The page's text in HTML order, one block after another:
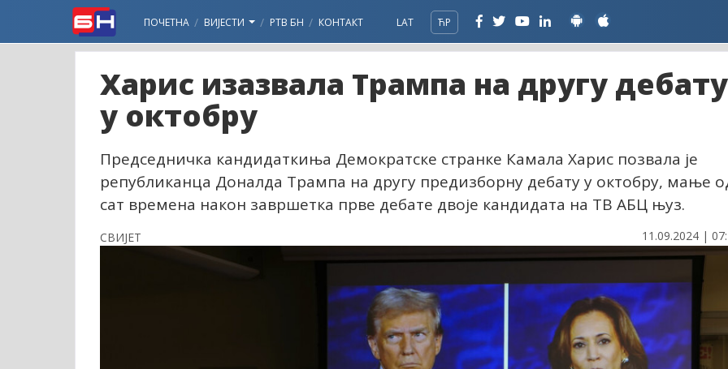
ПОЧЕТНА ВИЈЕСТИ РТВ БН КОНТАКТ LAT ЋР
Харис изазвала Трампа на другу дебату
у октобру
Председничка кандидаткиња Демократске странке Камала Харис позвала је
републиканца Доналда Трампа на другу предизборну дебату у октобру, мање
сат времена након завршетка прве дебате двоје кандидата на ТВ АБЦ њуз.
СВИЈЕТ 11.09.2024 |